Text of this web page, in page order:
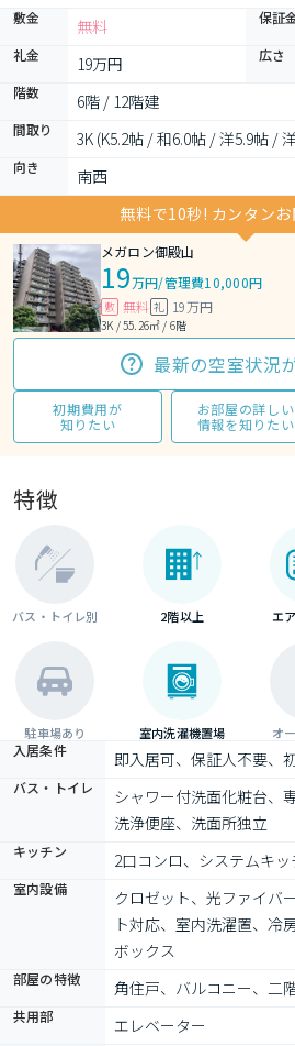
敷金 無料 保証
礼金 19万円 広さ
階数 6階 / 12階建
間取り 3K (K5.2帖 / 和6.0帖 / 洋5.9帖 /
向き
南西
無料で10秒! カンタン
メガロン御殿山
19万円/管理費10,000円
敷 無料 礼 19万円
3K / 55.26㎡ / 6階
最新の空室状況
初期費用が
知りたい
お部屋の詳しい
情報を知りたい
特徴
バス・トイレ別 2階以上 エ
駐車場あり 室内洗濯機置場 オ
入居条件 即入居可、保証人不要、
バス・トイレ
シャワー付洗面化粧台、
洗浄便座、洗面所独立
キッチン 2口コンロ、システムキ
室内設備
クロゼット、光ファイバ
ト対応、室内洗濯置、冷
ボックス
部屋の特徴 角住戸、バルコニー、二
共用部 エレベーター